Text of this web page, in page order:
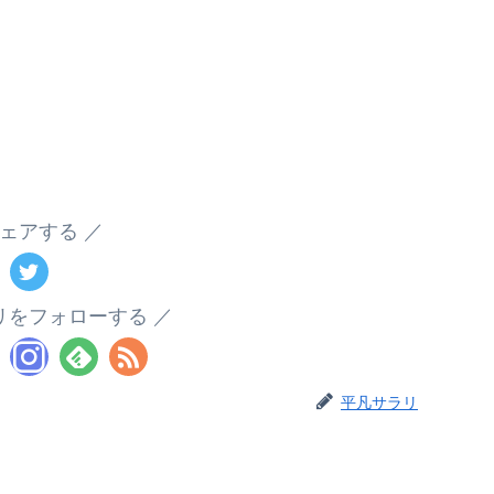
アする
をフォローする
平凡サラリ